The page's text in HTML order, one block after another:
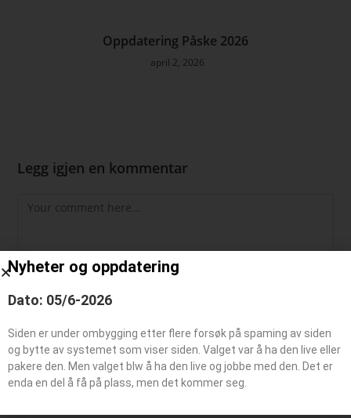
Oppdatering Påske 2026
april 2, 2026
Legg igjen en kommentar
Nyheter og oppdatering
Dato: 05/6-2026
Siden er under ombygging etter flere forsøk på spaming av siden
og bytte av systemet som viser siden. Valget var å ha den live eller
pakere den. Men valget blw å ha den live og jobbe med den. Det er
enda en del å få på plass, men det kommer seg.